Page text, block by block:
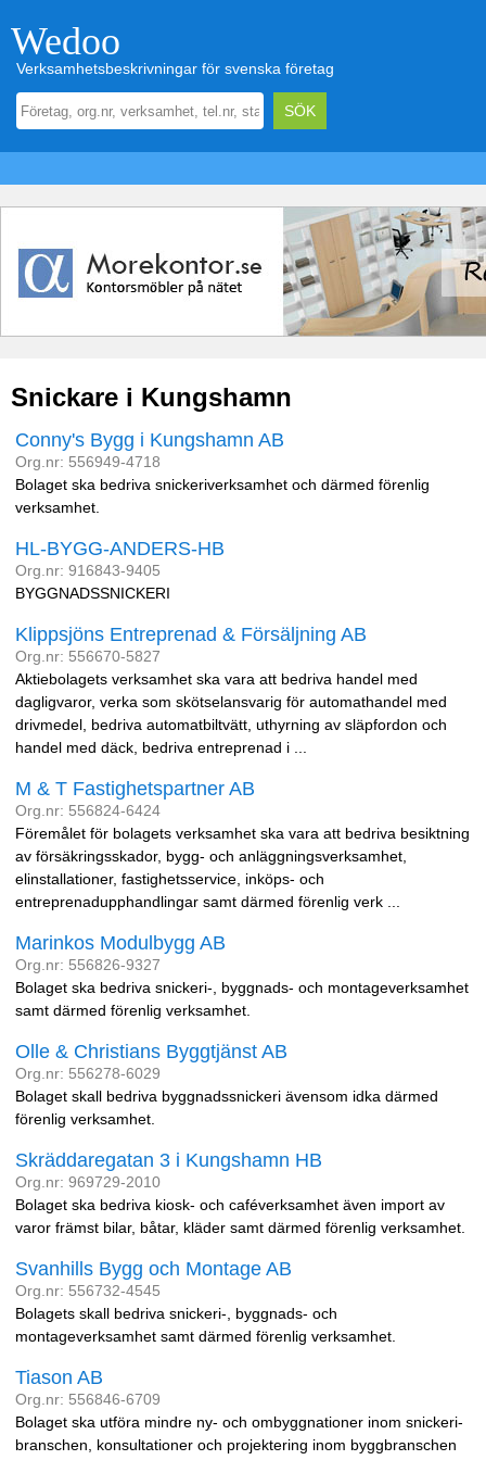
Wedoo
Verksamhetsbeskrivningar för svenska företag
Snickare i Kungshamn
Conny's Bygg i Kungshamn AB
Org.nr: 556949-4718
Bolaget ska bedriva snickeriverksamhet och därmed förenlig
verksamhet.
HL-BYGG-ANDERS-HB
Org.nr: 916843-9405
BYGGNADSSNICKERI
Klippsjöns Entreprenad & Försäljning AB
Org.nr: 556670-5827
Aktiebolagets verksamhet ska vara att bedriva handel med
dagligvaror, verka som skötselansvarig för automathandel med
drivmedel, bedriva automatbiltvätt, uthyrning av släpfordon och
handel med däck, bedriva entreprenad i ...
M & T Fastighetspartner AB
Org.nr: 556824-6424
Föremålet för bolagets verksamhet ska vara att bedriva besiktning
av försäkringsskador, bygg- och anläggningsverksamhet,
elinstallationer, fastighetsservice, inköps- och
entreprenadupphandlingar samt därmed förenlig verk ...
Marinkos Modulbygg AB
Org.nr: 556826-9327
Bolaget ska bedriva snickeri-, byggnads- och montageverksamhet
samt därmed förenlig verksamhet.
Olle & Christians Byggtjänst AB
Org.nr: 556278-6029
Bolaget skall bedriva byggnadssnickeri ävensom idka därmed
förenlig verksamhet.
Skräddaregatan 3 i Kungshamn HB
Org.nr: 969729-2010
Bolaget ska bedriva kiosk- och caféverksamhet även import av
varor främst bilar, båtar, kläder samt därmed förenlig verksamhet.
Svanhills Bygg och Montage AB
Org.nr: 556732-4545
Bolagets skall bedriva snickeri-, byggnads- och
montageverksamhet samt därmed förenlig verksamhet.
Tiason AB
Org.nr: 556846-6709
Bolaget ska utföra mindre ny- och ombyggnationer inom snickeri-
branschen, konsultationer och projektering inom byggbranschen